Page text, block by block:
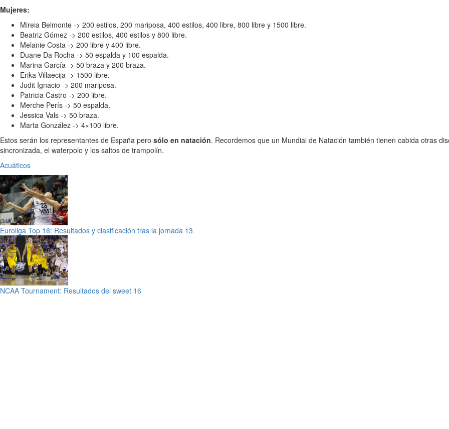
Mujeres:
Mireia Belmonte -> 200 estilos, 200 mariposa, 400 estilos, 400 libre, 800 libre y 1500 libre.
Beatriz Gómez -> 200 estilos, 400 estilos y 800 libre.
Melanie Costa -> 200 libre y 400 libre.
Duane Da Rocha -> 50 espalda y 100 espalda.
Marina García -> 50 braza y 200 braza.
Erika Villaecija -> 1500 libre.
Judit Ignacio -> 200 mariposa.
Patricia Castro -> 200 libre.
Merche Perís -> 50 espalda.
Jessica Vals -> 50 braza.
Marta González -> 4×100 libre.
Estos serán los representantes de España pero sólo en natación. Recordemos que un Mundial de Natación también tienen cabida otras
sincronizada, el waterpolo y los saltos de trampolín.
Acuáticos
Euroliga Top 16: Resultados y clasificación tras la jornada 13
NCAA Tournament: Resultados del sweet 16